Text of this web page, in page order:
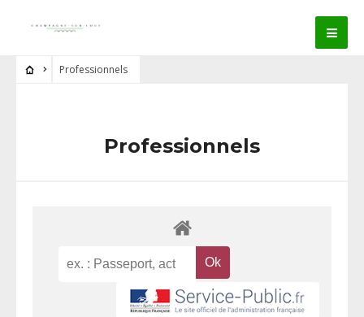
Professionnels
Professionnels